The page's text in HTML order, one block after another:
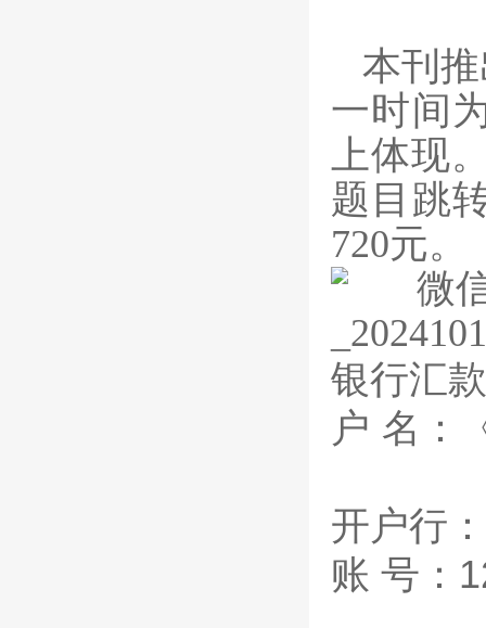
本刊
一时间
上体现
题目跳
720元。
银行汇
户 名
开户行
账 号：